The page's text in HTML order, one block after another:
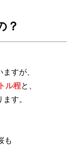
？
すが、
ル程と、
す。
も